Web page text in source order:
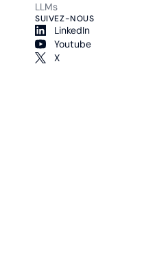
LLMs
SUIVEZ-NOUS
LinkedIn
Youtube
X